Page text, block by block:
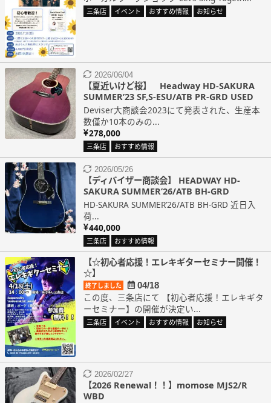
三条店 イベント おすすめ情報 お知らせ
2026/06/04
【夏近いけど桜】 Headway HD-SAKURA
SUMMER’23 SF,S-ESU/ATB PR-GRD USED
Deviser大商談会2023にて発表された、生産本
数僅か10本のみの...
278,000
三条店 おすすめ情報
2026/05/26
【ディバイザー商談会】 HEADWAY HD-
SAKURA SUMMER’26/ATB BH-GRD
HD-SAKURA SUMMER’26/ATB BH-GRD 近日入
荷...
440,000
三条店 おすすめ情報
【☆初心者応援！エレキギターセミナー開催！
☆】
終了しました 04/18
この度、三条店にて 【初心者応援！エレキギタ
ーセミナー】の開催が決定い...
三条店 イベント おすすめ情報 お知らせ
2026/02/27
【2026 Renewal！！】momose MJS2/R
WBD